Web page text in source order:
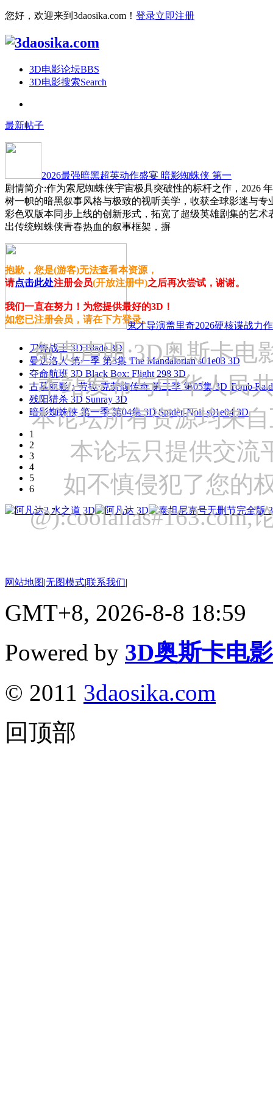
您好，欢迎来到3daosika.com！ 登录立即注册
3D电影论坛BBS
3D电影搜索Search
最新帖子
2026最强暗黑超英动作盛宴 暗影蜘蛛侠 第一
剧情简介:作为索尼蜘蛛侠宇宙极具突破性的标杆之作，2026
树一帜的暗黑叙事风格与极致的视听美学，收获全球影迷与
彩色双版本同步上线的创新形式，拓宽了超级英雄剧集的艺
出传统蜘蛛侠青春热血的叙事框架，摒
鬼才导演盖里奇2026硬核谍战力
刀锋战士 3D Blade 3D
曼达洛人 第一季 第3集 The Mandalorian s01e03 3D
夺命航班 3D Black Box: Flight 298 3D
古墓丽影：劳拉·克劳馥传奇 第二季 第05集 3D Tomb
残阳猎杀 3D Sunray 3D
暗影蜘蛛侠 第一季 第04集 3D Spider-Noir s01e04 3D
1
2
3
4
5
6
抱歉，您是(游客)无法查看本资源，
请点击此处注册会员(开放注册中)之后再次尝试，谢谢。
我们一直在努力！为您提供最好的3D！
如您已注册会员，请在下方登录。
免责声明:3D奥斯卡电
本站发布与中华人民
本论坛所有资源均来
本论坛只提供交流
如不慎侵犯了您的
网站地图|无图模式|联系我们|
GMT+8, 2026-8-8 18:59
Powered by 3D奥斯卡电
© 2011 3daosika.com
回顶部